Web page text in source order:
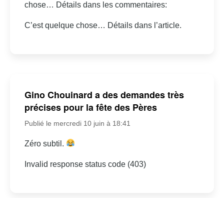
chose… Détails dans les commentaires:
C’est quelque chose… Détails dans l’article.
Gino Chouinard a des demandes très
précises pour la fête des Pères
Publié le mercredi 10 juin à 18:41
Zéro subtil.
Invalid response status code (403)